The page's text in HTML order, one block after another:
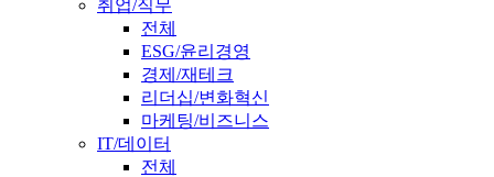
취업/직무
전체
ESG/윤리경영
경제/재테크
리더십/변화혁신
마케팅/비즈니스
IT/데이터
전체